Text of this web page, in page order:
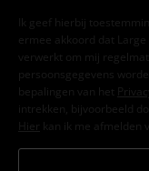
Ik geef hierbij
ermee akkoord dat Large
verwerkt om mij
persoonsgegevens
bepalingen van het
intrekken, bijvoorbeeld
Hier kan ik me afmelden